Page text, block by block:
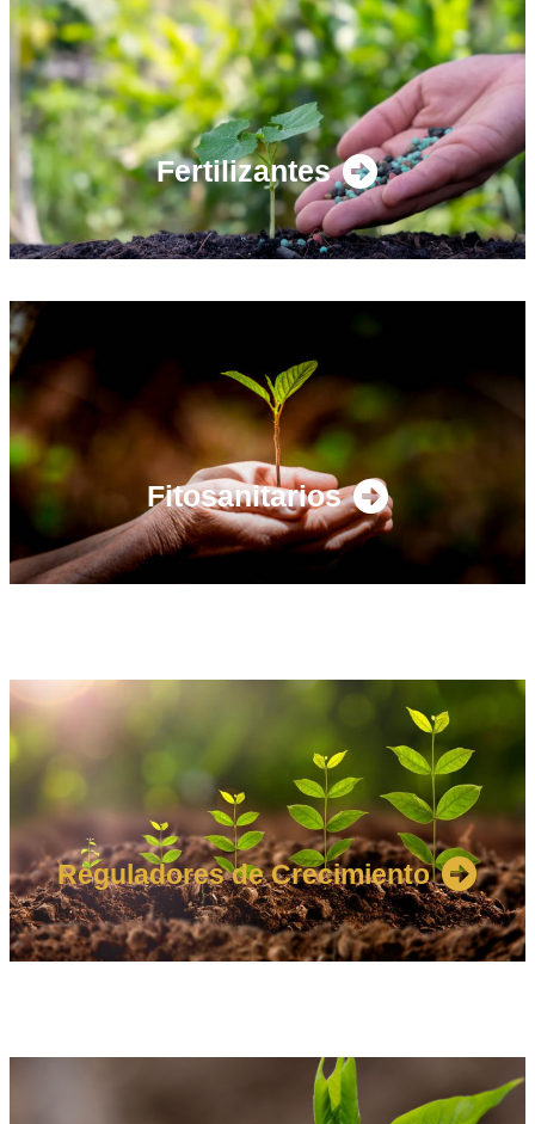
Fertilizantes
Fitosanitarios
Reguladores de Crecimiento